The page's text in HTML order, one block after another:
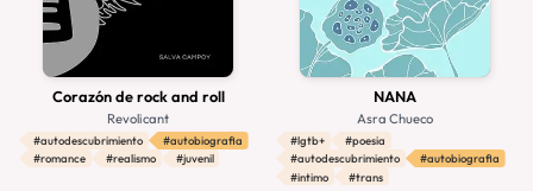
Corazón de rock and roll
Revolicant
#autodescubrimiento
#autobiografia
#romance
#realismo #juvenil
NANA
Asra Chueco
#lgtb+
#poesia
#autodescubrimiento
#autobiografia
#intimo
#trans